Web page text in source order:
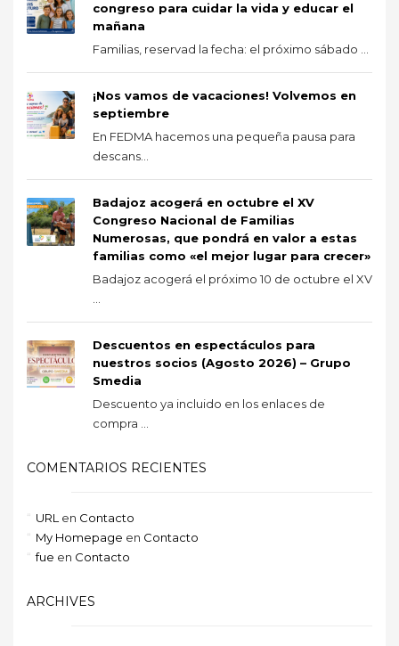
congreso para cuidar la vida y educar el
mañana
Familias, reservad la fecha: el próximo sábado ...
¡Nos vamos de vacaciones! Volvemos en
septiembre
En FEDMA hacemos una pequeña pausa para
descans...
Badajoz acogerá en octubre el XV
Congreso Nacional de Familias
Numerosas, que pondrá en valor a estas
familias como «el mejor lugar para crecer»
Badajoz acogerá el próximo 10 de octubre el XV
...
Descuentos en espectáculos para
nuestros socios (Agosto 2026) – Grupo
Smedia
Descuento ya incluido en los enlaces de
compra ...
COMENTARIOS RECIENTES
URL en Contacto
My Homepage en Contacto
fue en Contacto
ARCHIVES